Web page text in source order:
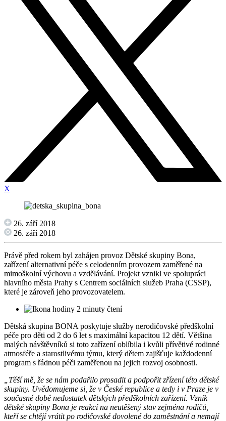
X
26. září 2018
26. září 2018
Právě před rokem byl zahájen provoz Dětské skupiny Bona,
zařízení alternativní péče s celodenním provozem zaměřené na
mimoškolní výchovu a vzdělávání. Projekt vznikl ve spolupráci
hlavního města Prahy s Centrem sociálních služeb Praha (CSSP),
které je zároveň jeho provozovatelem.
2 minuty čtení
Dětská skupina BONA poskytuje služby nerodičovské předškolní
péče pro děti od 2 do 6 let s maximální kapacitou 12 dětí. Většina
malých návštěvníků si toto zařízení oblíbila i kvůli přívětivé rodinné
atmosféře a starostlivému týmu, který dětem zajišťuje každodenní
program s řádnou péči zaměřenou na jejich rozvoj osobnosti.
„Těší mě, že se nám podařilo prosadit a podpořit zřízení této dětské
skupiny. Uvědomujeme si, že v České republice a tedy i v Praze je v
současné době nedostatek dětských předškolních zařízení. Vznik
dětské skupiny Bona je reakcí na neutěšený stav zejména rodičů,
kteří se chtějí vrátit po rodičovské dovolené do zaměstnání a nemají